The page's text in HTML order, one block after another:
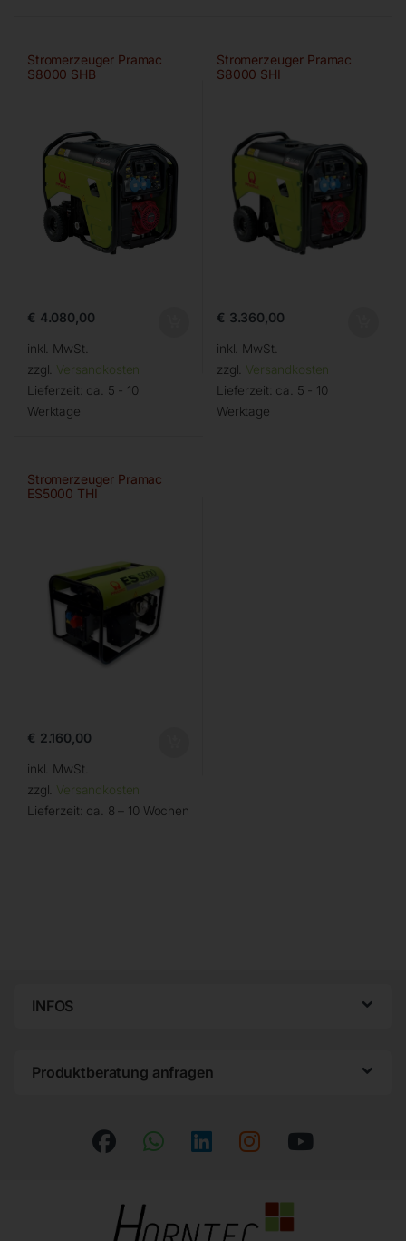
Stromerzeuger Pramac
S8000 SHB
€ 4.080,00
inkl. MwSt.
zzgl. Versandkosten
Lieferzeit: ca. 5 - 10
Werktage
Stromerzeuger Pramac
S8000 SHI
€ 3.360,00
inkl. MwSt.
zzgl. Versandkosten
Lieferzeit: ca. 5 - 10
Werktage
Stromerzeuger Pramac
ES5000 THI
€ 2.160,00
inkl. MwSt.
zzgl. Versandkosten
Lieferzeit: ca. 8 – 10 Wochen
INFOS
Produktberatung anfragen